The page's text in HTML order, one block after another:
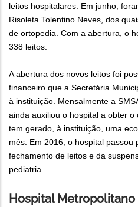
leitos hospitalares. Em junho,
Risoleta Tolentino Neves, dos
de ortopedia. Com a abertura, o
338 leitos.
A abertura dos novos leitos foi
financeiro que a Secretária
à instituição. Mensalmente a
ainda auxiliou o hospital a obter
tem gerado, à instituição, uma
mês. Em 2016, o hospital
fechamento de leitos e da
pediatria.
Hospital Metropolitano